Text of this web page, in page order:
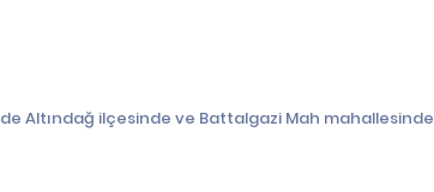
Altındağ ilçesinde ve Battalgazi Mah mahallesinde